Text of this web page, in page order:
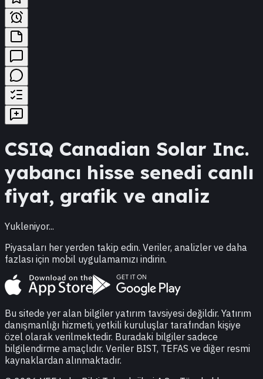
CSIQ Canadian Solar Inc.
yabancı hisse senedi canlı
fiyat, grafik ve analiz
Yukleniyor...
Piyasaları her yerden takip edin. Veriler, analizler ve daha
fazlası için mobil uygulamamızı indirin.
Bu sitede yer alan bilgiler yatırım tavsiyesi değildir. Yatırım
danışmanlığı hizmeti, yetkili kuruluşlar tarafından kişiye
özel olarak verilmektedir. Buradaki bilgiler sadece
bilgilendirme amaçlıdır. Veriler BIST, TEFAS ve diğer resmi
kaynaklardan alınmaktadır.